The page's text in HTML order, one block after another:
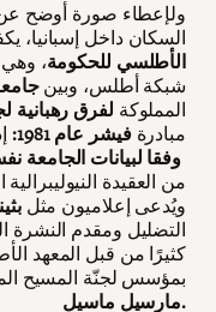
ولإعطاء صورة أوضح
السكان داخل إسبانيا،
الأطلسي للحكومة،
شبكة أطلس، وبين
المملوكة لفرق رهبانية
مبادرةفيشر عام 1981:
وفقا لبيانات الجامعة
من العقيدة
ويُدعى إعلاميون مثل
التضليل ومقدم النشرة
كثيرًا من قبل المعهد
بمؤسس لجنّة المسيح
مارسيل ماسيل.